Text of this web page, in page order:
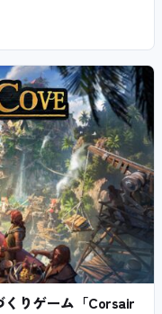
りゲーム「Corsair